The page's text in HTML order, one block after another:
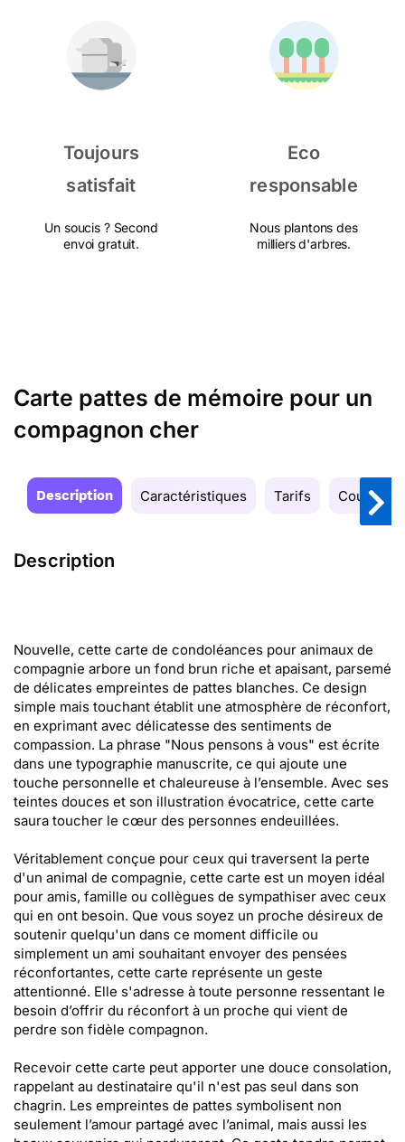
Toujours
satisfait
Un soucis ? Second
envoi gratuit.
Eco
responsable
Nous plantons des
milliers d'arbres.
Carte pattes de mémoire pour un
compagnon cher
Description Caractéristiques Tarifs Couleurs
Description
Nouvelle, cette carte de condoléances pour animaux de
compagnie arbore un fond brun riche et apaisant, parsemé
de délicates empreintes de pattes blanches. Ce design
simple mais touchant établit une atmosphère de réconfort,
en exprimant avec délicatesse des sentiments de
compassion. La phrase "Nous pensons à vous" est écrite
dans une typographie manuscrite, ce qui ajoute une
touche personnelle et chaleureuse à l’ensemble. Avec ses
teintes douces et son illustration évocatrice, cette carte
saura toucher le cœur des personnes endeuillées.
Véritablement conçue pour ceux qui traversent la perte
d'un animal de compagnie, cette carte est un moyen idéal
pour amis, famille ou collègues de sympathiser avec ceux
qui en ont besoin. Que vous soyez un proche désireux de
soutenir quelqu'un dans ce moment difficile ou
simplement un ami souhaitant envoyer des pensées
réconfortantes, cette carte représente un geste
attentionné. Elle s'adresse à toute personne ressentant le
besoin d’offrir du réconfort à un proche qui vient de
perdre son fidèle compagnon.
Recevoir cette carte peut apporter une douce consolation,
rappelant au destinataire qu'il n'est pas seul dans son
chagrin. Les empreintes de pattes symbolisent non
seulement l’amour partagé avec l’animal, mais aussi les